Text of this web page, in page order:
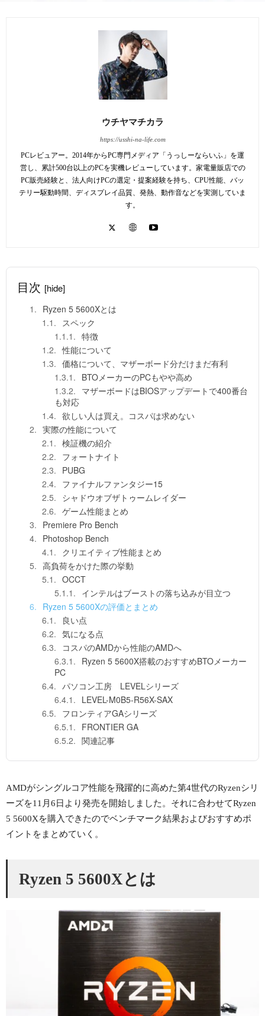
ウチヤマチカラ
https://usshi-na-life.com
PCレビュアー。2014年からPC専門メディア「うっしーならいふ」を運
営し、累計500台以上のPCを実機レビューしています。家電量販店での
PC販売経験と、法人向けPCの選定・提案経験を持ち、CPU性能、バッ
テリー駆動時間、ディスプレイ品質、発熱、動作音などを実測していま
す。
目次 [hide]
Ryzen 5 5600Xとは
スペック
特徴
性能について
価格について、マザーボード分だけまだ有利
BTOメーカーのPCもやや高め
マザーボードはBIOSアップデートで400番台
も対応
欲しい人は買え。コスパは求めない
実際の性能について
検証機の紹介
フォートナイト
PUBG
ファイナルファンタジー15
シャドウオブザトゥームレイダー
ゲーム性能まとめ
Premiere Pro Bench
Photoshop Bench
クリエイティブ性能まとめ
高負荷をかけた際の挙動
OCCT
インテルはブーストの落ち込みが目立つ
Ryzen 5 5600Xの評価とまとめ
良い点
気になる点
コスパのAMDから性能のAMDへ
Ryzen 5 5600X搭載のおすすめBTOメーカー
PC
パソコン工房 LEVELシリーズ
LEVEL-M0B5-R56X-SAX
フロンティアGAシリーズ
FRONTIER GA
関連記事
AMDがシングルコア性能を飛躍的に高めた第4世代のRyzenシリ
ーズを11月6日より発売を開始しました。それに合わせてRyzen
5 5600Xを購入できたのでベンチマーク結果およびおすすめポ
イントをまとめていく。
Ryzen 5 5600Xとは